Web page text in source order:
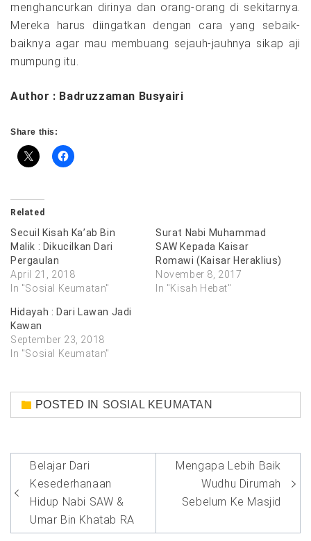
menghancurkan dirinya dan orang-orang di sekitarnya.
Mereka harus diingatkan dengan cara yang sebaik-
baiknya agar mau membuang sejauh-jauhnya sikap aji
mumpung itu.
Author : Badruzzaman Busyairi
Share this:
Related
Secuil Kisah Ka’ab Bin
Malik : Dikucilkan Dari
Pergaulan
April 21, 2018
In "Sosial Keumatan"
Surat Nabi Muhammad
SAW Kepada Kaisar
Romawi (Kaisar Heraklius)
November 8, 2017
In "Kisah Hebat"
Hidayah : Dari Lawan Jadi
Kawan
September 23, 2018
In "Sosial Keumatan"
POSTED IN SOSIAL KEUMATAN
Post
navigation
Belajar Dari
Kesederhanaan
Hidup Nabi SAW &
Umar Bin Khatab RA
Mengapa Lebih Baik
Wudhu Dirumah
Sebelum Ke Masjid